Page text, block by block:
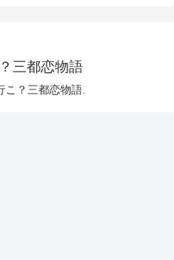
三都恋物語
こ？三都恋物語.